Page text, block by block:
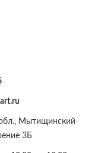
Мытищинский
3Б